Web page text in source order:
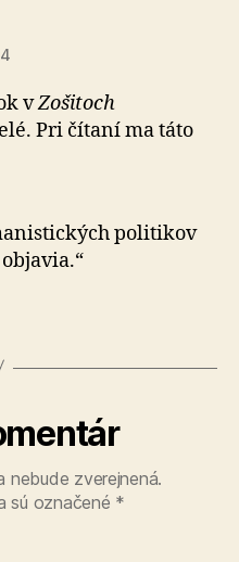
vZošitoch
Pri čítaní ma táto
politikov
nebude zverejnená.
sú označené *